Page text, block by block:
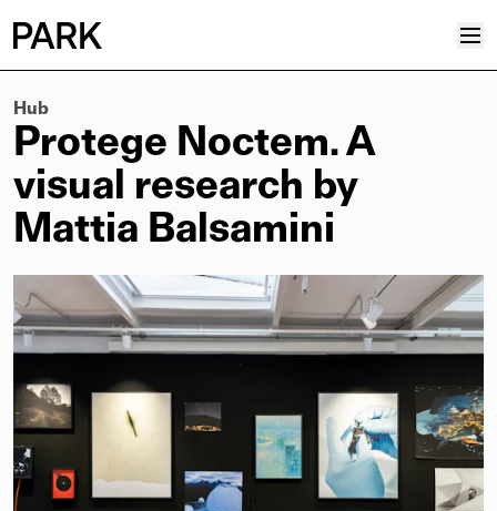
Progetti
Plus
Hub
Reinventing Heritage
Collettivo
News
Editoriali
Career
Contatti
Italiano
Inglese
Hub
Protege Noctem. A
visual research by
Mattia Balsamini